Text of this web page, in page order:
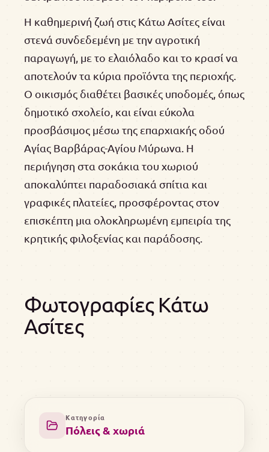
Η καθημερινή ζωή στις Κάτω Ασίτες είναι
στενά συνδεδεμένη με την αγροτική
παραγωγή, με το ελαιόλαδο και το κρασί να
αποτελούν τα κύρια προϊόντα της περιοχής.
Ο οικισμός διαθέτει βασικές υποδομές, όπως
δημοτικό σχολείο, και είναι εύκολα
προσβάσιμος μέσω της επαρχιακής οδού
Αγίας Βαρβάρας-Αγίου Μύρωνα. Η
περιήγηση στα σοκάκια του χωριού
αποκαλύπτει παραδοσιακά σπίτια και
γραφικές πλατείες, προσφέροντας στον
επισκέπτη μια ολοκληρωμένη εμπειρία της
κρητικής φιλοξενίας και παράδοσης.
Φωτογραφίες Κάτω
Ασίτες
Κατηγορία
Πόλεις & χωριά